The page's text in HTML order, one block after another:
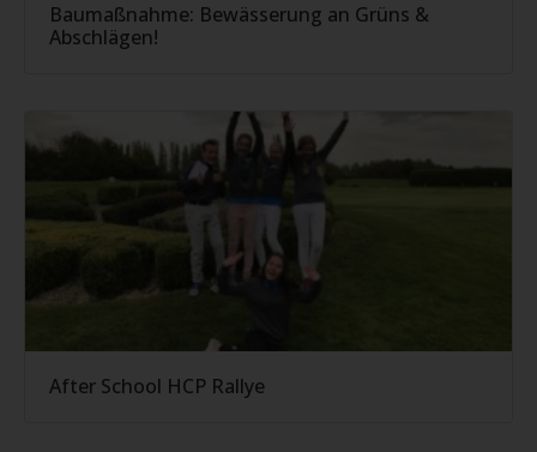
Baumaßnahme: Bewässerung an Grüns &
Abschlägen!
After School HCP Rallye